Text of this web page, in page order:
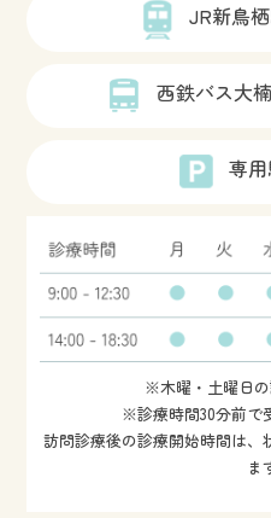
JR新鳥
西鉄バス大
専
※木曜・土曜日
※診療時間30分前で
訪問診療後の診療開始時間は、
ま